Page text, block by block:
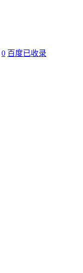
0 百度已收录